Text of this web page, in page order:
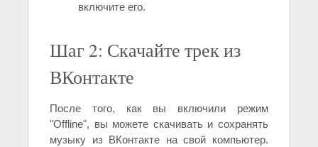
включите его.
Шаг 2: Скачайте трек из
ВКонтакте
После того, как вы включили режим
"Offline", вы можете скачивать и сохранять
музыку из ВКонтакте на свой компьютер.